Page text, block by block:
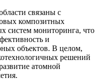
связаны с
композитных
систем мониторинга, что
и
объектов. В целом,
решений
атомной